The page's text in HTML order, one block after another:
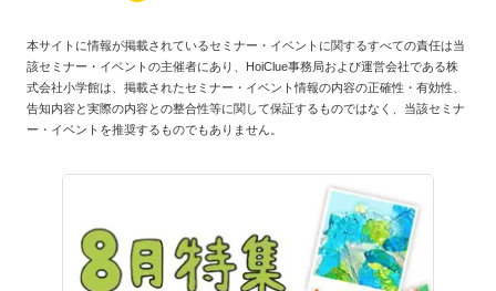
本サイトに情報が掲載されているセミナー・イベントに関するすべての責任は当
該セミナー・イベントの主催者にあり、HoiClue事務局および運営会社である株
式会社小学館は、掲載されたセミナー・イベント情報の内容の正確性・有効性、
告知内容と実際の内容との整合性等に関して保証するものではなく、当該セミナ
ー・イベントを推奨するものでもありません。